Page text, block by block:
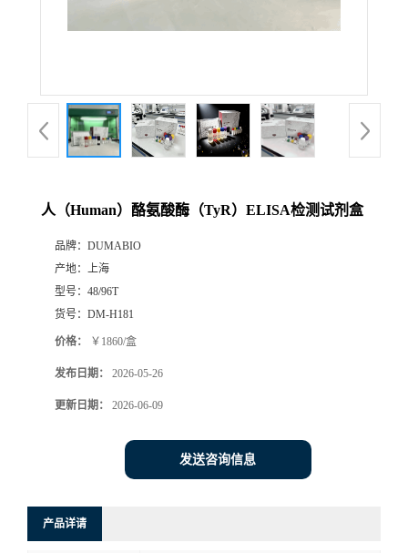
品
方
人（Human）酪氨酸酶（TyR）ELISA检测试剂盒
品牌： DUMABIO
产地： 上海
型号： 48/96T
货号： DM-H181
价格： ￥1860/盒
发布日期： 2026-05-26
更新日期： 2026-06-09
发送咨询信息
产品详请